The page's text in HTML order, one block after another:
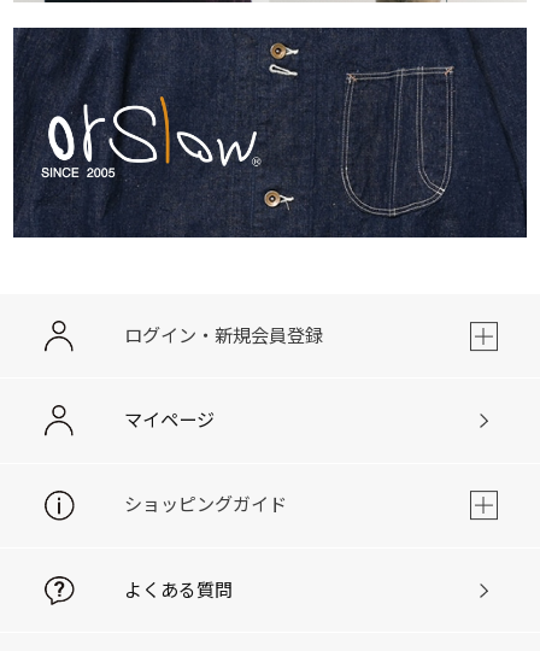
ログイン・新規会員登録
マイページ
ショッピングガイド
よくある質問